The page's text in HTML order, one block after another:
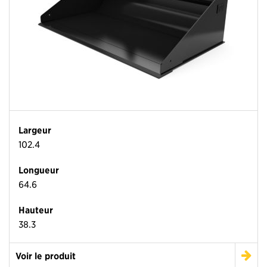
Largeur
102.4
Longueur
64.6
Hauteur
38.3
Voir le produit